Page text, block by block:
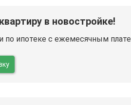
в новостройке!
по ипотеке с ежемесячным